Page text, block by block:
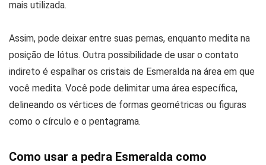
mais utilizada.
Assim, pode deixar entre suas pernas, enquanto medita na
posição de lótus. Outra possibilidade de usar o contato
indireto é espalhar os cristais de Esmeralda na área em que
você medita. Você pode delimitar uma área específica,
delineando os vértices de formas geométricas ou figuras
como o círculo e o pentagrama.
Como usar a pedra Esmeralda como